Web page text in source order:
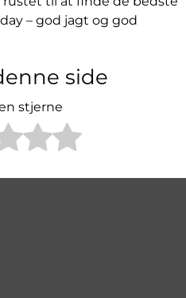
– god jagt og god
side
stjerne